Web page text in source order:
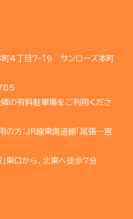
町４丁目７-１9 サンローズ本町
隣の有料駐車場をご利用くださ
の方：JR線東海道線「尾張一宮
東口から、北東へ徒歩7分